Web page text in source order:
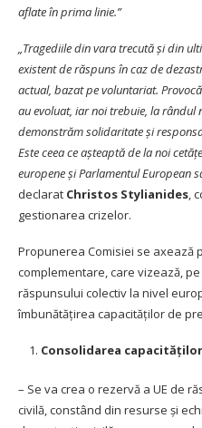
aflate în prima linie.”
„Tragediile din vara trecută și din
existent de răspuns în caz de
actual, bazat pe voluntariat.
au evoluat, iar noi trebuie, la rândul
demonstrăm solidaritate și
Este ceea ce așteaptă de la noi
europene și Parlamentul European
declarat Christos Stylianides,
gestionarea crizelor.
Propunerea Comisiei se axează
complementare, care vizează,
răspunsului colectiv la nivel
îmbunătățirea capacităților de
Consolidarea
– Se va crea o rezervă a UE de
civilă, constând din resurse și